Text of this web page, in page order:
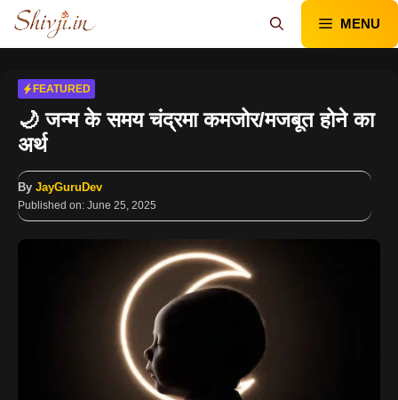
Skip
content
MENU
FEATURED
🌙 जन्म के समय चंद्रमा कमजोर/मजबूत होने का
अर्थ
By JayGuruDev
Published on: June 25, 2025